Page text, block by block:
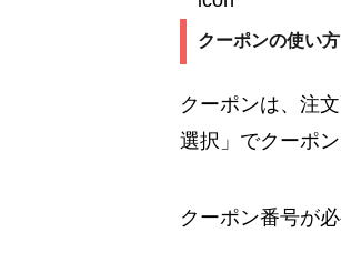
クーポンの使い方
クーポンは、注
選択」でクーポ
クーポン番号が